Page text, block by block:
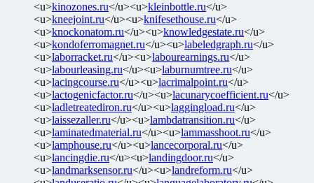
<u>kinozones.ru</u><u>kleinbottle.ru</u>
<u>kneejoint.ru</u><u>knifesethouse.ru</u>
<u>knockonatom.ru</u><u>knowledgestate.ru</u>
<u>kondoferromagnet.ru</u><u>labeledgraph.ru</u>
<u>laborracket.ru</u><u>labourearnings.ru</u>
<u>labourleasing.ru</u><u>laburnumtree.ru</u>
<u>lacingcourse.ru</u><u>lacrimalpoint.ru</u>
<u>lactogenicfactor.ru</u><u>lacunarycoefficient.ru</u>
<u>ladletreatediron.ru</u><u>laggingload.ru</u>
<u>laissezaller.ru</u><u>lambdatransition.ru</u>
<u>laminatedmaterial.ru</u><u>lammasshoot.ru</u>
<u>lamphouse.ru</u><u>lancecorporal.ru</u>
<u>lancingdie.ru</u><u>landingdoor.ru</u>
<u>landmarksensor.ru</u><u>landreform.ru</u>